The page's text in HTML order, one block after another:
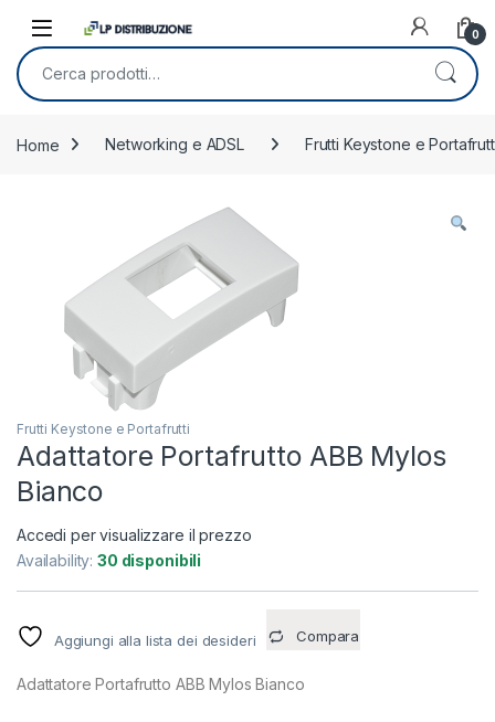
0
Cerca:
Home Networking e ADSL Frutti Keystone e
Frutti Keystone e Portafrutti
Adattatore Portafrutto ABB Mylos
Bianco
Accedi per visualizzare il prezzo
Availability:30 disponibili
Aggiungi alla lista dei desideri Compara
Adattatore Portafrutto ABB Mylos Bianco